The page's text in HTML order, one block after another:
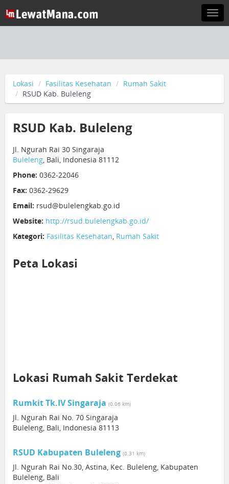
Lokasi Fasilitas Kesehatan
Rumah Sakit
RSUD Kab. Buleleng
RSUD Kab. Buleleng
Jl. Ngurah Rai 30 Singaraja
Buleleng, Bali, Indonesia 81112
Phone: 0362-22046
Fax: 0362-29629
Email: rsud@bulelengkab.go.id
Website: http://rsud.bulelengkab.go.id/
Kategori: Fasilitas Kesehatan, Rumah Sakit
Peta Lokasi
Lokasi Rumah Sakit Terdekat
Rumkit Tk.IV Singaraja (0.06 km)
Jl. Ngurah Rai No. 70 Singaraja
Buleleng, Bali, Indonesia 81113
RSUD Kabupaten Buleleng (0.31 km)
Jl. Ngurah Rai No.30, Astina, Kec. Buleleng, Kabupaten
Buleleng, Bali